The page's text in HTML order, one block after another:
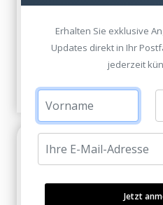
Super
Gerhardt Theda
Dann muss ich euch mal
Erhalten Sie exklusive
Updates direkt in Ihr
jederzeit
Jetzt